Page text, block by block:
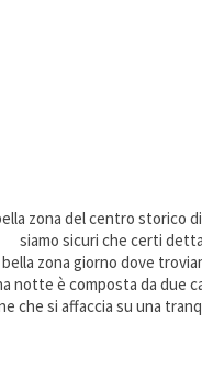
zona del centro storico
siamo sicuri che certi
bella zona giorno dove
notte è composta da due
che si affaccia su una